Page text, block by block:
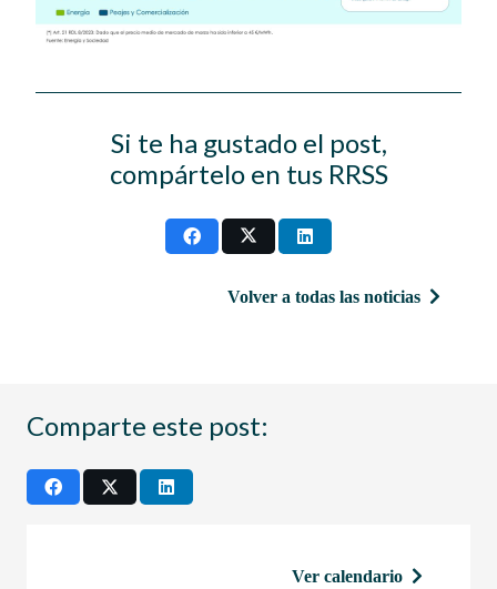
Si te ha gustado el post,
compártelo en tus RRSS
Volver a todas las noticias
Comparte este post:
Ver calendario